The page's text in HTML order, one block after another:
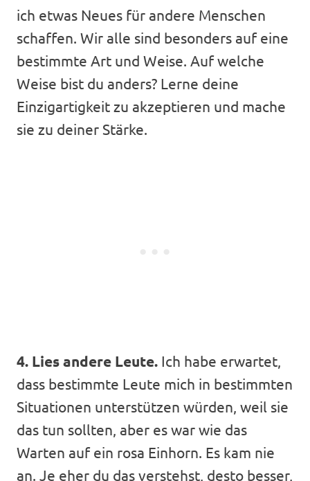
ich etwas Neues für andere Menschen
schaffen. Wir alle sind besonders auf eine
bestimmte Art und Weise. Auf welche
Weise bist du anders? Lerne deine
Einzigartigkeit zu akzeptieren und mache
sie zu deiner Stärke.
4. Lies andere Leute. Ich habe erwartet,
dass bestimmte Leute mich in bestimmten
Situationen unterstützen würden, weil sie
das tun sollten, aber es war wie das
Warten auf ein rosa Einhorn. Es kam nie
an. Je eher du das verstehst, desto besser,